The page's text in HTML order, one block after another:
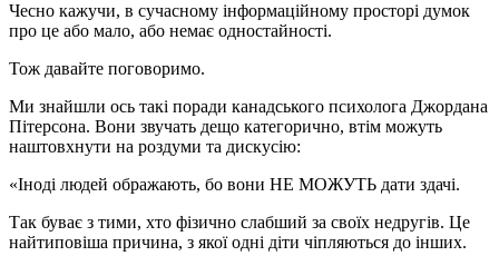
Чесно кажучи, в сучасному інформаційному просторі думок
про це або мало, або немає одностайності.
Тож давайте поговоримо.
Ми знайшли ось такі поради канадського психолога Джордана
Пітерсона. Вони звучать дещо категорично, втім можуть
наштовхнути на роздуми та дискусію:
«Іноді людей ображають, бо вони НЕ МОЖУТЬ дати здачі.
Так буває з тими, хто фізично слабший за своїх недругів. Це
найтиповіша причина, з якої одні діти чіпляються до інших.